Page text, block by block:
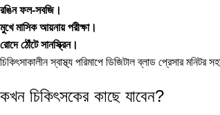
রঙিন ফল-সবজি।
মুখে মাসিক আয়নায় পরীক্ষা।
রোদে ঠোঁটে সানস্ক্রিন।
চিকিৎসাকালীন স্বাস্থ্য পরিমাপে ডিজিটাল ব্লাড প্রেসার মনিটর
কখন চিকিৎসকের কাছে যাবেন?